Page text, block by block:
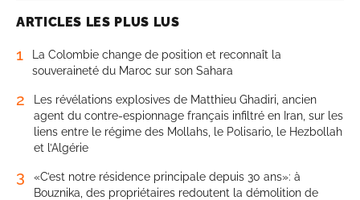
ARTICLES LES PLUS LUS
1
La Colombie change de position et reconnaît la
souveraineté du Maroc sur son Sahara
2
Les révélations explosives de Matthieu Ghadiri, ancien
agent du contre-espionnage français infiltré en Iran, sur les
liens entre le régime des Mollahs, le Polisario, le Hezbollah
et l’Algérie
3
«C’est notre résidence principale depuis 30 ans»: à
Bouznika, des propriétaires redoutent la démolition de